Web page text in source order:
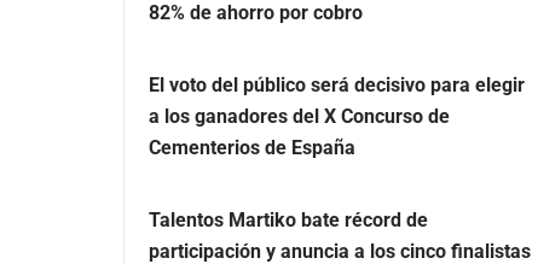
82% de ahorro por cobro
El voto del público será decisivo para elegir
a los ganadores del X Concurso de
Cementerios de España
Talentos Martiko bate récord de
participación y anuncia a los cinco finalistas